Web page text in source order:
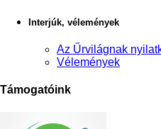
Interjúk, vélemények
Az Űrvilágnak
Vélemények
Támogatóink